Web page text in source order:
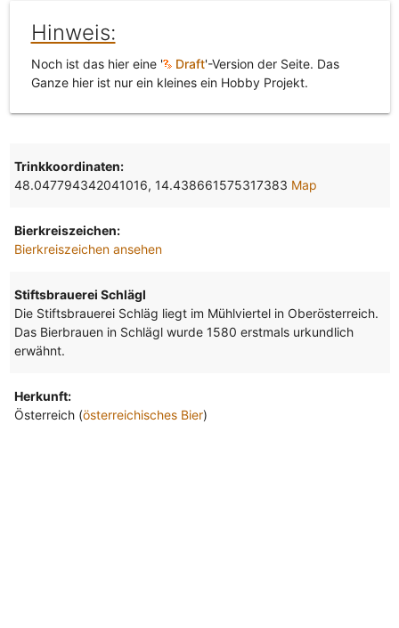
Hinweis:
Noch ist das hier eine ' Draft'-Version der Seite. Das
Ganze hier ist nur ein kleines ein Hobby Projekt.
Trinkkoordinaten:
48.047794342041016, 14.438661575317383 Map
Bierkreiszeichen:
Bierkreiszeichen ansehen
Stiftsbrauerei Schlägl
Die Stiftsbrauerei Schläg liegt im Mühlviertel in Oberösterreich.
Das Bierbrauen in Schlägl wurde 1580 erstmals urkundlich
erwähnt.
Herkunft:
Österreich (österreichisches Bier)